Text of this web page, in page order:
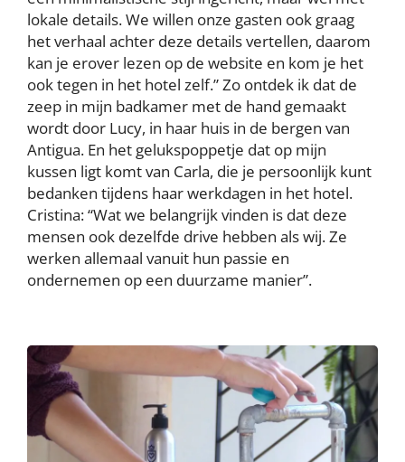
lokale details. We willen onze gasten ook graag
het verhaal achter deze details vertellen, daarom
kan je erover lezen op de website en kom je het
ook tegen in het hotel zelf.” Zo ontdek ik dat de
zeep in mijn badkamer met de hand gemaakt
wordt door Lucy, in haar huis in de bergen van
Antigua. En het gelukspoppetje dat op mijn
kussen ligt komt van Carla, die je persoonlijk kunt
bedanken tijdens haar werkdagen in het hotel.
Cristina: “Wat we belangrijk vinden is dat deze
mensen ook dezelfde drive hebben als wij. Ze
werken allemaal vanuit hun passie en
ondernemen op een duurzame manier”.